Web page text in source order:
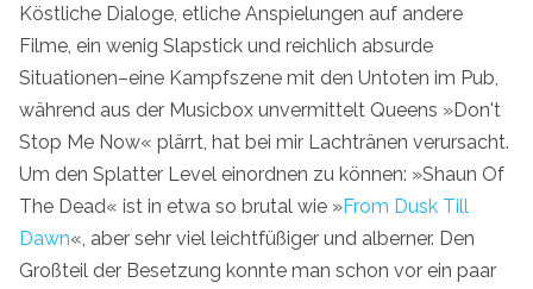
Köstliche Dialoge, etliche Anspielungen auf andere
Filme, ein wenig Slapstick und reichlich absurde
Situationen–eine Kampfszene mit den Untoten im Pub,
während aus der Musicbox unvermittelt Queens »Don't
Stop Me Now« plärrt, hat bei mir Lachtränen verursacht.
Um den Splatter Level einordnen zu können: »Shaun Of
The Dead« ist in etwa so brutal wie »From Dusk Till
Dawn«, aber sehr viel leichtfüßiger und alberner. Den
Großteil der Besetzung konnte man schon vor ein paar